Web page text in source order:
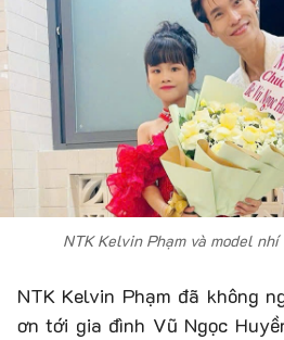
NTK Kelvin Phạm và model
NTK Kelvin Phạm đã không
ơn tới gia đình Vũ Ngọc